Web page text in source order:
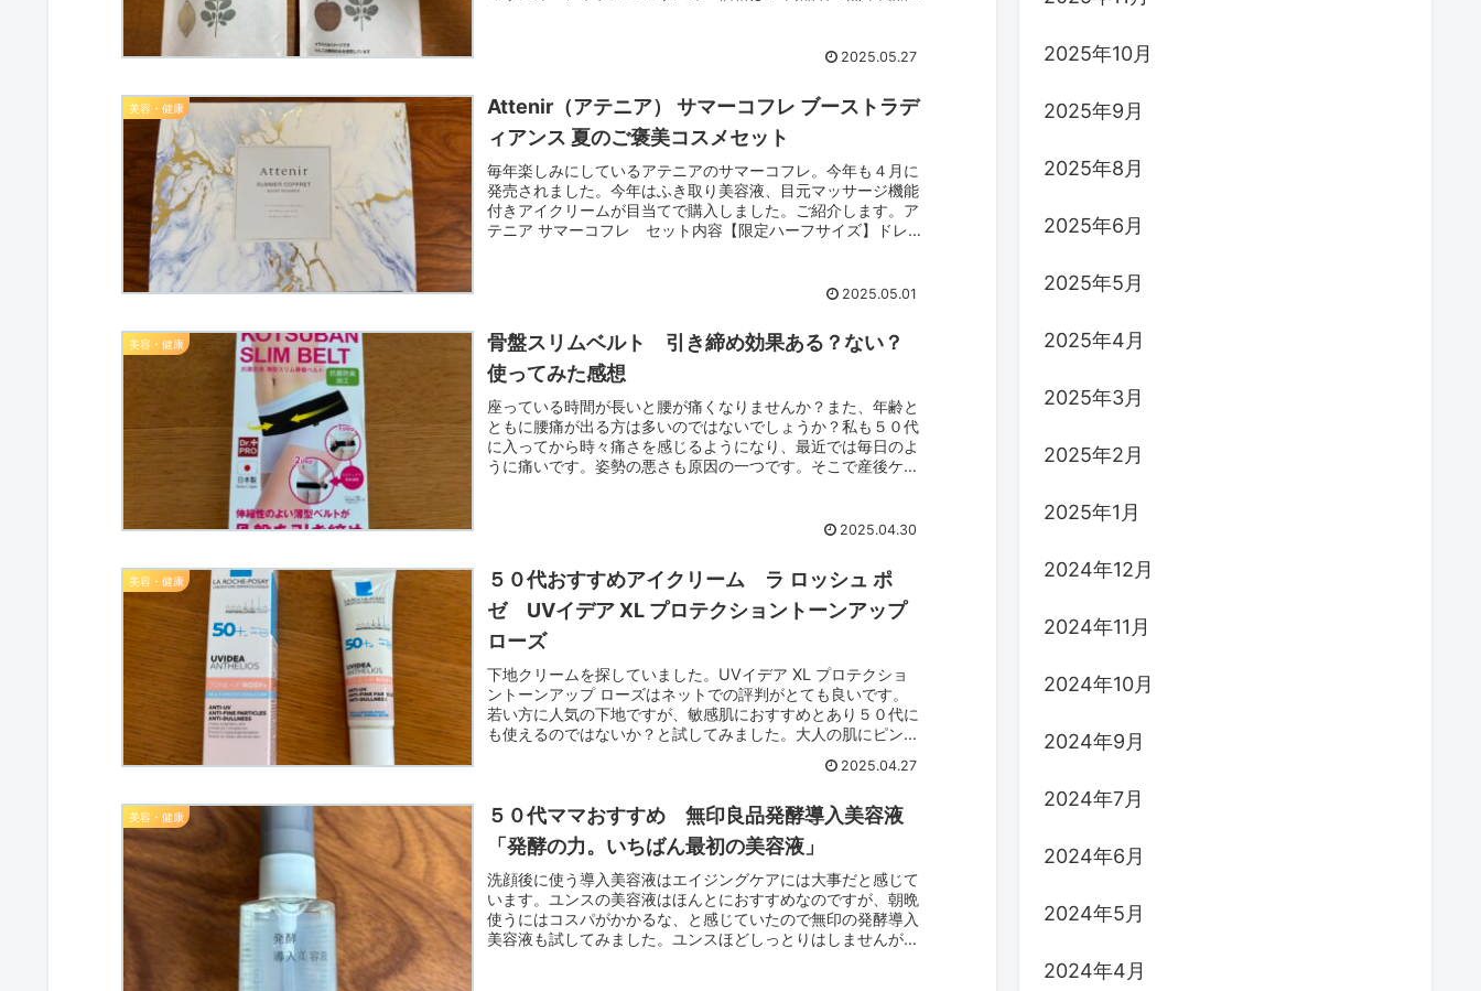
2025.05.27
美容・健康
Attenir（アテニア） サマーコフレ ブーストラデ
ィアンス 夏のご褒美コスメセット
毎年楽しみにしているアテニアのサマーコフレ。今年も４月に
発売されました。今年はふき取り美容液、目元マッサージ機能
付きアイクリームが目当てで購入しました。ご紹介します。ア
テニア サマーコフレ セット内容【限定ハーフサイズ】ドレ
2025.05.01
美容・健康
骨盤スリムベルト 引き締め効果ある？ない？
使ってみた感想
座っている時間が長いと腰が痛くなりませんか？また、年齢と
ともに腰痛が出る方は多いのではないでしょうか？私も５０代
に入ってから時々痛さを感じるようになり、最近では毎日のよ
うに痛いです。姿勢の悪さも原因の一つです。そこで産後ケア
2025.04.30
美容・健康
５０代おすすめアイクリーム ラ ロッシュ ポ
ゼ UVイデア XL プロテクショントーンアップ
ローズ
下地クリームを探していました。UVイデア XL プロテクショ
ントーンアップ ローズはネットでの評判がとても良いです。
若い方に人気の下地ですが、敏感肌におすすめとあり５０代に
も使えるのではないか？と試してみました。大人の肌にピンク
2025.04.27
美容・健康
５０代ママおすすめ 無印良品発酵導入美容液
「発酵の力。いちばん最初の美容液」
洗顔後に使う導入美容液はエイジングケアには大事だと感じて
います。ユンスの美容液はほんとにおすすめなのですが、朝晩
使うにはコスパがかかるな、と感じていたので無印の発酵導入
美容液も試してみました。ユンスほどしっとりはしませんが化
2025年10月
2025年9月
2025年8月
2025年6月
2025年5月
2025年4月
2025年3月
2025年2月
2025年1月
2024年12月
2024年11月
2024年10月
2024年9月
2024年7月
2024年6月
2024年5月
2024年4月